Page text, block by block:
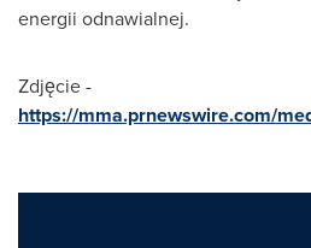
energii odnawialnej.
Zdjęcie -
https://mma.prnewswire.com/